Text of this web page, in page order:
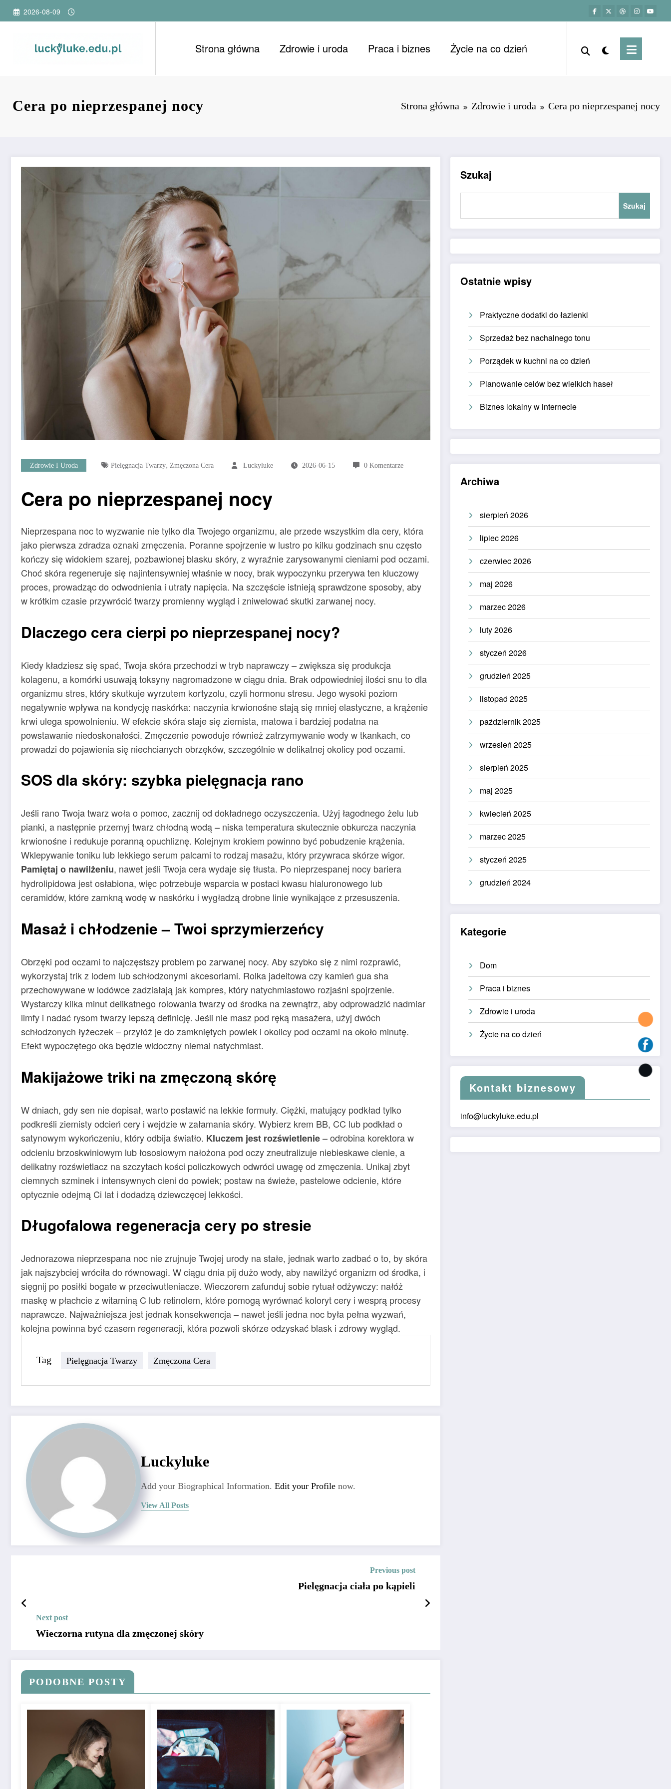
Przejdź 2026-08-09
Strona główna Zdrowie i uroda Praca i biznes Życie na co dzień
Cera po nieprzespanej nocy Strona główna Zdrowie i uroda Cera po nieprzespanej nocy
Zdrowie I Uroda Pielęgnacja Twarzy, Zmęczona Cera Luckyluke 2026-06-15 0 Komentarze
Cera po nieprzespanej nocy
Nieprzespana noc to wyzwanie nie tylko dla Twojego organizmu, ale przede wszystkim dla cery, która
jako pierwsza zdradza oznaki zmęczenia. Poranne spojrzenie w lustro po kilku godzinach snu często
kończy się widokiem szarej, pozbawionej blasku skóry, z wyraźnie zarysowanymi cieniami pod oczami.
Choć skóra regeneruje się najintensywniej właśnie w nocy, brak wypoczynku przerywa ten kluczowy
proces, prowadząc do odwodnienia i utraty napięcia. Na szczęście istnieją sprawdzone sposoby, aby
w krótkim czasie przywrócić twarzy promienny wygląd i zniwelować skutki zarwanej nocy.
Dlaczego cera cierpi po nieprzespanej nocy?
Kiedy kładziesz się spać, Twoja skóra przechodzi w tryb naprawczy – zwiększa się produkcja
kolagenu, a komórki usuwają toksyny nagromadzone w ciągu dnia. Brak odpowiedniej ilości snu to dla
organizmu stres, który skutkuje wyrzutem kortyzolu, czyli hormonu stresu. Jego wysoki poziom
negatywnie wpływa na kondycję naskórka: naczynia krwionośne stają się mniej elastyczne, a krążenie
krwi ulega spowolnieniu. W efekcie skóra staje się ziemista, matowa i bardziej podatna na
powstawanie niedoskonałości. Zmęczenie powoduje również zatrzymywanie wody w tkankach, co
prowadzi do pojawienia się niechcianych obrzęków, szczególnie w delikatnej okolicy pod oczami.
SOS dla skóry: szybka pielęgnacja rano
Jeśli rano Twoja twarz woła o pomoc, zacznij od dokładnego oczyszczenia. Użyj łagodnego żelu lub
pianki, a następnie przemyj twarz chłodną wodą – niska temperatura skutecznie obkurcza naczynia
krwionośne i redukuje poranną opuchliznę. Kolejnym krokiem powinno być pobudzenie krążenia.
Wklepywanie toniku lub lekkiego serum palcami to rodzaj masażu, który przywraca skórze wigor.
Pamiętaj o nawilżeniu, nawet jeśli Twoja cera wydaje się tłusta. Po nieprzespanej nocy bariera
hydrolipidowa jest osłabiona, więc potrzebuje wsparcia w postaci kwasu hialuronowego lub
ceramidów, które zamkną wodę w naskórku i wygładzą drobne linie wynikające z przesuszenia.
Masaż i chłodzenie – Twoi sprzymierzeńcy
Obrzęki pod oczami to najczęstszy problem po zarwanej nocy. Aby szybko się z nimi rozprawić,
wykorzystaj trik z lodem lub schłodzonymi akcesoriami. Rolka jadeitowa czy kamień gua sha
przechowywane w lodówce zadziałają jak kompres, który natychmiastowo rozjaśni spojrzenie.
Wystarczy kilka minut delikatnego rolowania twarzy od środka na zewnątrz, aby odprowadzić nadmiar
limfy i nadać rysom twarzy lepszą definicję. Jeśli nie masz pod ręką masażera, użyj dwóch
schłodzonych łyżeczek – przyłóż je do zamkniętych powiek i okolicy pod oczami na około minutę.
Efekt wypoczętego oka będzie widoczny niemal natychmiast.
Makijażowe triki na zmęczoną skórę
W dniach, gdy sen nie dopisał, warto postawić na lekkie formuły. Ciężki, matujący podkład tylko
podkreśli ziemisty odcień cery i wejdzie w załamania skóry. Wybierz krem BB, CC lub podkład o
satynowym wykończeniu, który odbija światło. Kluczem jest rozświetlenie– odrobina korektora w
odcieniu brzoskwiniowym lub łososiowym nałożona pod oczy zneutralizuje niebieskawe cienie, a
delikatny rozświetlacz na szczytach kości policzkowych odwróci uwagę od zmęczenia. Unikaj zbyt
ciemnych szminek i intensywnych cieni do powiek; postaw na świeże, pastelowe odcienie, które
optycznie odejmą Ci lat i dodadzą dziewczęcej lekkości.
Długofalowa regeneracja cery po stresie
Jednorazowa nieprzespana noc nie zrujnuje Twojej urody na stałe, jednak warto zadbać o to, by skóra
jak najszybciej wróciła do równowagi. W ciągu dnia pij dużo wody, aby nawilżyć organizm od środka, i
sięgnij po posiłki bogate w przeciwutleniacze. Wieczorem zafunduj sobie rytuał odżywczy: nałóż
maskę w płachcie z witaminą C lub retinolem, które pomogą wyrównać koloryt cery i wesprą procesy
naprawcze. Najważniejsza jest jednak konsekwencja – nawet jeśli jedna noc była pełna wyzwań,
kolejna powinna być czasem regeneracji, która pozwoli skórze odzyskać blask i zdrowy wygląd.
Tag Pielęgnacja Twarzy Zmęczona Cera
Luckyluke
Add your Biographical Information. Edit your Profile now.
View All Posts
Previous post
Pielęgnacja ciała po kąpieli
Next post
Wieczorna rutyna dla zmęczonej skóry
PODOBNE POSTY
Szukaj
Szukaj
Ostatnie wpisy
Praktyczne dodatki do łazienki
Sprzedaż bez nachalnego tonu
Porządek w kuchni na co dzień
Planowanie celów bez wielkich haseł
Biznes lokalny w internecie
Archiwa
sierpień 2026
lipiec 2026
czerwiec 2026
maj 2026
marzec 2026
luty 2026
styczeń 2026
grudzień 2025
listopad 2025
październik 2025
wrzesień 2025
sierpień 2025
maj 2025
kwiecień 2025
marzec 2025
styczeń 2025
grudzień 2024
Kategorie
Dom
Praca i biznes
Zdrowie i uroda
Życie na co dzień
Kontakt biznesowy
info@luckyluke.edu.pl